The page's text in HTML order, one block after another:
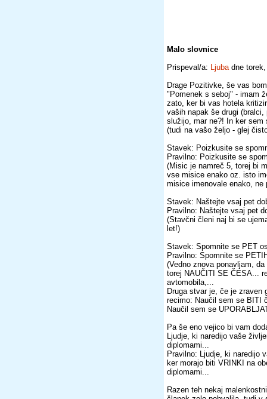
Malo slovnice
Prispeval/a: Ljubadne torek,
Drage Pozitivke, še vas
"Pomenek s seboj" - imam
zato, ker bi vas hotela
vaših napak še drugi
služijo, mar ne?! In ker sem
(tudi na vašo željo - glej
Stavek: Poizkusite se
Pravilno: Poizkusite se
(Misic je namreč 5, torej bi
vse misice enako oz. isto
misice imenovale enako, ne
Stavek: Naštejte vsaj pet
Pravilno: Naštejte vsaj pet
(Stavčni členi naj bi se
let!)
Stavek: Spomnite se PET
Pravilno: Spomnite se
(Vedno znova ponavljam,
torej NAUČITI SE ČESA...
avtomobila,...
Druga stvar je, če je zraven
recimo: Naučil sem se BITI
Naučil sem se
Pa še eno vejico bi vam
Ljudje, ki naredijo vaše
diplomami...
Pravilno: Ljudje, ki naredijo
ker morajo biti VRINKI na
diplomami...
Razen teh nekaj